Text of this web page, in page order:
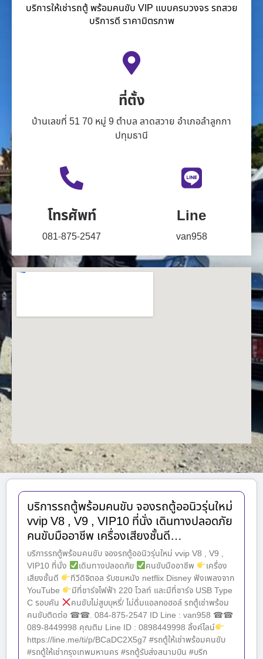
บริการให้เช่ารถตู้ พร้อมคนขับ VIP แบบครบวงจร รถสวย
บริการดี ราคามิตรภาพ
ที่ตั้ง
บ้านเลขที่ 51 70 หมู่ 9 ตำบล ลาดสวาย อำเภอลำลูกกา
ปทุมธานี
โทรศัพท์
081-875-2547
Line
van958
บริการรถตู้พร้อมคนขับ จองรถตู้ออนิวรุ่นใหม่
vvip V8 , V9 , VIP10 ที่นั่ง เดินทางปลอดภัย
คนขับมืออาชีพ เครื่องเสียงชั้นดี…
บริการรถตู้พร้อมคนขับ จองรถตู้ออนิวรุ่นใหม่ vvip V8 , V9 ,
VIP10 ที่นั่ง
เดินทางปลอดภัย คนขับมืออาชีพ
เครื่อง
เสียงชั้นดี
ทีวีดิจิตอล รับชมหนัง netflix Disney ฟังเพลงจาก
YouTube
มีที่ชาร์จไฟฟ้า 220 โวลท์ และมีที่ชาร์จ USB Type
C รอบคัน
คนขับไม่สูบบุหรี่/ ไม่ดื่มแอลกอฮอล์ รถตู้เช่าพร้อม
คนขับติดต่อ ☎☎. 084-875-2547 ID Line : van958 ☎☎
089-8449998 คุณติม Line ID : 0898449998 ลิ้งค์ไลน์
https://line.me/ti/p/BCaDC2X5g7 #รถตู้ให้เช่าพร้อมคนขับ
#รถตู้ให้เช่ากรุงเทพมหานคร #รถตู้รับส่งสนามบิน #บริก